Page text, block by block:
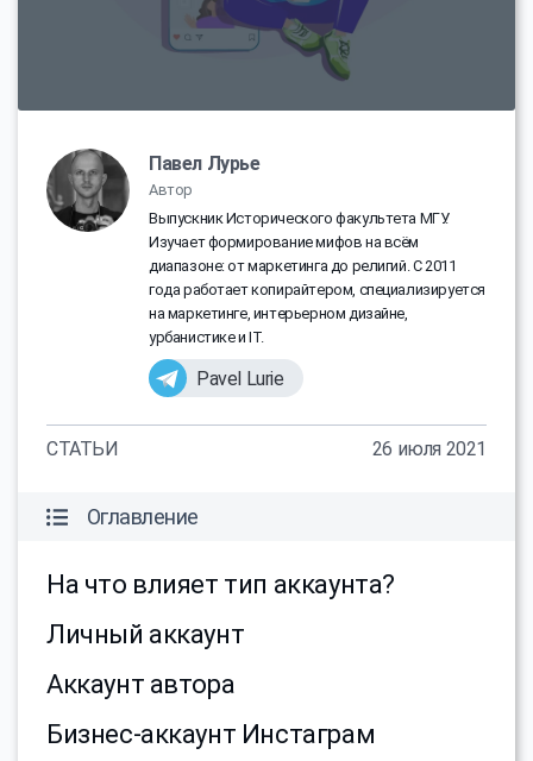
Павел Лурье
Автор
Выпускник Исторического факультета МГУ.
Изучает формирование мифов на всём
диапазоне: от маркетинга до религий. С 2011
года работает копирайтером, специализируется
на маркетинге, интерьерном дизайне,
урбанистике и IT.
Pavel Lurie
СТАТЬИ 26 июля 2021
Оглавление
На что влияет тип аккаунта?
Личный аккаунт
Аккаунт автора
Бизнес-аккаунт Инстаграм